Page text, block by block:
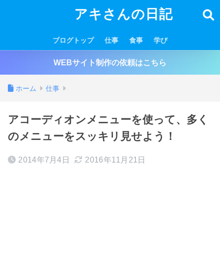
アキさんの日記
ブログトップ 仕事 食事 学び
WEBサイト制作の依頼はこちら
ホーム 仕事
アコーディオンメニューを使って、多く
のメニューをスッキリ見せよう！
2014年7月4日 2016年11月21日